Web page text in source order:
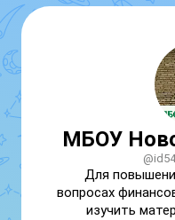
МБОУ
Для
вопросах
изучить